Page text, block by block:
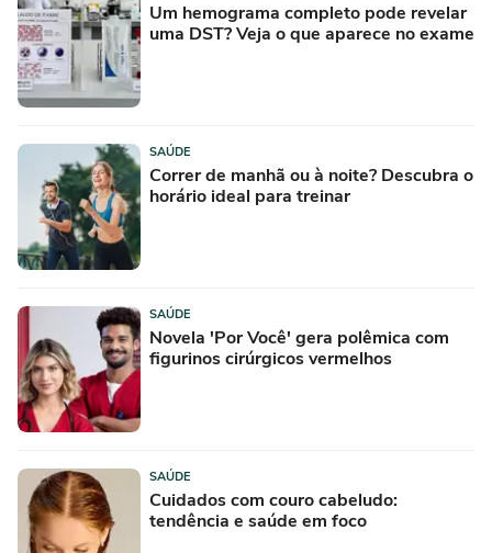
Um hemograma completo pode revelar
uma DST? Veja o que aparece no exame
SAÚDE
Correr de manhã ou à noite? Descubra o
horário ideal para treinar
SAÚDE
Novela 'Por Você' gera polêmica com
figurinos cirúrgicos vermelhos
SAÚDE
Cuidados com couro cabeludo:
tendência e saúde em foco